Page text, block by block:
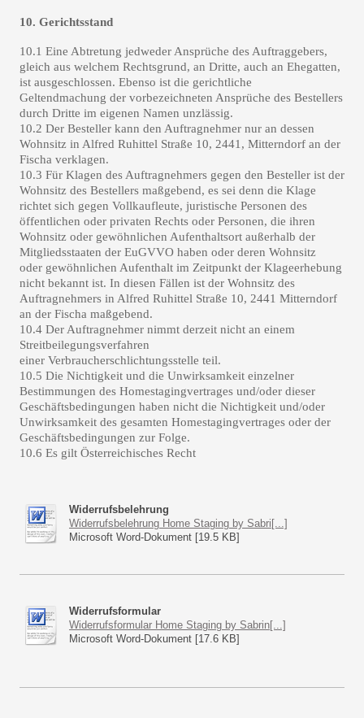
10. Gerichtsstand
10.1 Eine Abtretung jedweder Ansprüche des Auftraggebers,
gleich aus welchem Rechtsgrund, an Dritte, auch an Ehegatten,
ist ausgeschlossen. Ebenso ist die gerichtliche
Geltendmachung der vorbezeichneten Ansprüche des Bestellers
durch Dritte im eigenen Namen unzlässig.
10.2 Der Besteller kann den Auftragnehmer nur an dessen
Wohnsitz in Alfred Ruhittel Straße 10, 2441, Mitterndorf an der
Fischa verklagen.
10.3 Für Klagen des Auftragnehmers gegen den Besteller ist der
Wohnsitz des Bestellers maßgebend, es sei denn die Klage
richtet sich gegen Vollkaufleute, juristische Personen des
öffentlichen oder privaten Rechts oder Personen, die ihren
Wohnsitz oder gewöhnlichen Aufenthaltsort außerhalb der
Mitgliedsstaaten der EuGVVO haben oder deren Wohnsitz
oder gewöhnlichen Aufenthalt im Zeitpunkt der Klageerhebung
nicht bekannt ist. In diesen Fällen ist der Wohnsitz des
Auftragnehmers in Alfred Ruhittel Straße 10, 2441 Mitterndorf
an der Fischa maßgebend.
10.4 Der Auftragnehmer nimmt derzeit nicht an einem
Streitbeilegungsverfahren
einer Verbraucherschlichtungsstelle teil.
10.5 Die Nichtigkeit und die Unwirksamkeit einzelner
Bestimmungen des Homestagingvertrages und/oder dieser
Geschäftsbedingungen haben nicht die Nichtigkeit und/oder
Unwirksamkeit des gesamten Homestagingvertrages oder der
Geschäftsbedingungen zur Folge.
10.6 Es gilt Österreichisches Recht
Widerrufsbelehrung
Widerrufsbelehrung Home Staging by Sabri[...]
Microsoft Word-Dokument [19.5 KB]
Widerrufsformular
Widerrufsformular Home Staging by Sabrin[...]
Microsoft Word-Dokument [17.6 KB]